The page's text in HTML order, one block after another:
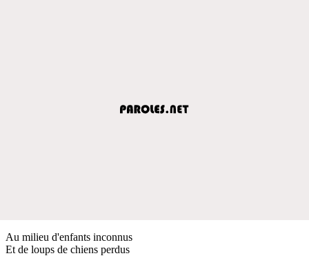
Au milieu d'enfants inconnus
Et de loups de chiens perdus